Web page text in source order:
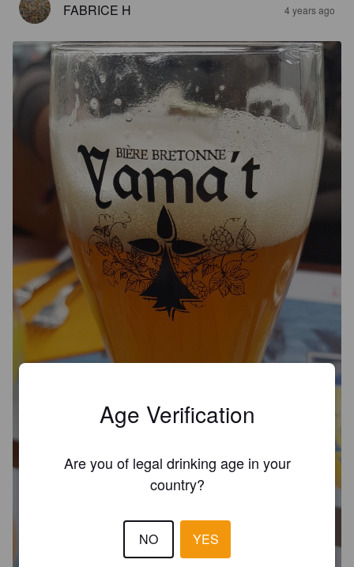
FABRICE H 4 years ago
Age Verification
Are you of legal drinking age in your
country?
NO YES